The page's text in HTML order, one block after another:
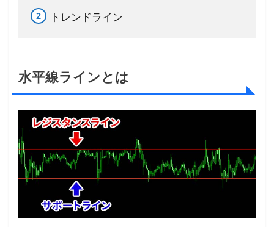
イ
ン
方
を
覚
え
と
FX
利
トレンドライン
水平線ラインとは